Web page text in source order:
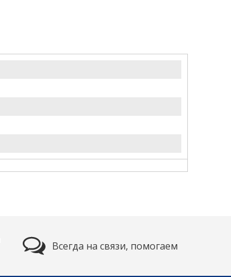
Всегда на связи, помогаем